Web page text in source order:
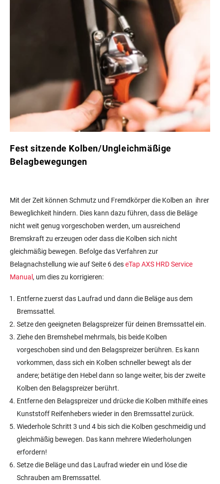
Fest sitzende Kolben/Ungleichmäßige
Belagbewegungen
Mit der Zeit können Schmutz und Fremdkörper die Kolben an ihrer
Beweglichkeit hindern. Dies kann dazu führen, dass die Beläge
nicht weit genug vorgeschoben werden, um ausreichend
Bremskraft zu erzeugen oder dass die Kolben sich nicht
gleichmäßig bewegen. Befolge das Verfahren zur
Belagnachstellung wie auf Seite 6 deseTap AXS HRD Service
Manual , um dies zu korrigieren:
Entferne zuerst das Laufrad und dann die Beläge aus dem
Bremssattel.
Setze den geeigneten Belagspreizer für deinen Bremssattel ein.
Ziehe den Bremshebel mehrmals, bis beide Kolben
vorgeschoben sind und den Belagspreizer berühren. Es kann
vorkommen, dass sich ein Kolben schneller bewegt als der
andere; betätige den Hebel dann so lange weiter, bis der zweite
Kolben den Belagspreizer berührt.
Entferne den Belagspreizer und drücke die Kolben mithilfe eines
Kunststoff Reifenhebers wieder in den Bremssattel zurück.
Wiederhole Schritt 3 und 4 bis sich die Kolben geschmeidig und
gleichmäßig bewegen. Das kann mehrere Wiederholungen
erfordern!
Setze die Beläge und das Laufrad wieder ein und löse die
Schrauben am Bremssattel.